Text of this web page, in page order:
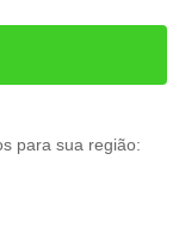
para sua região: